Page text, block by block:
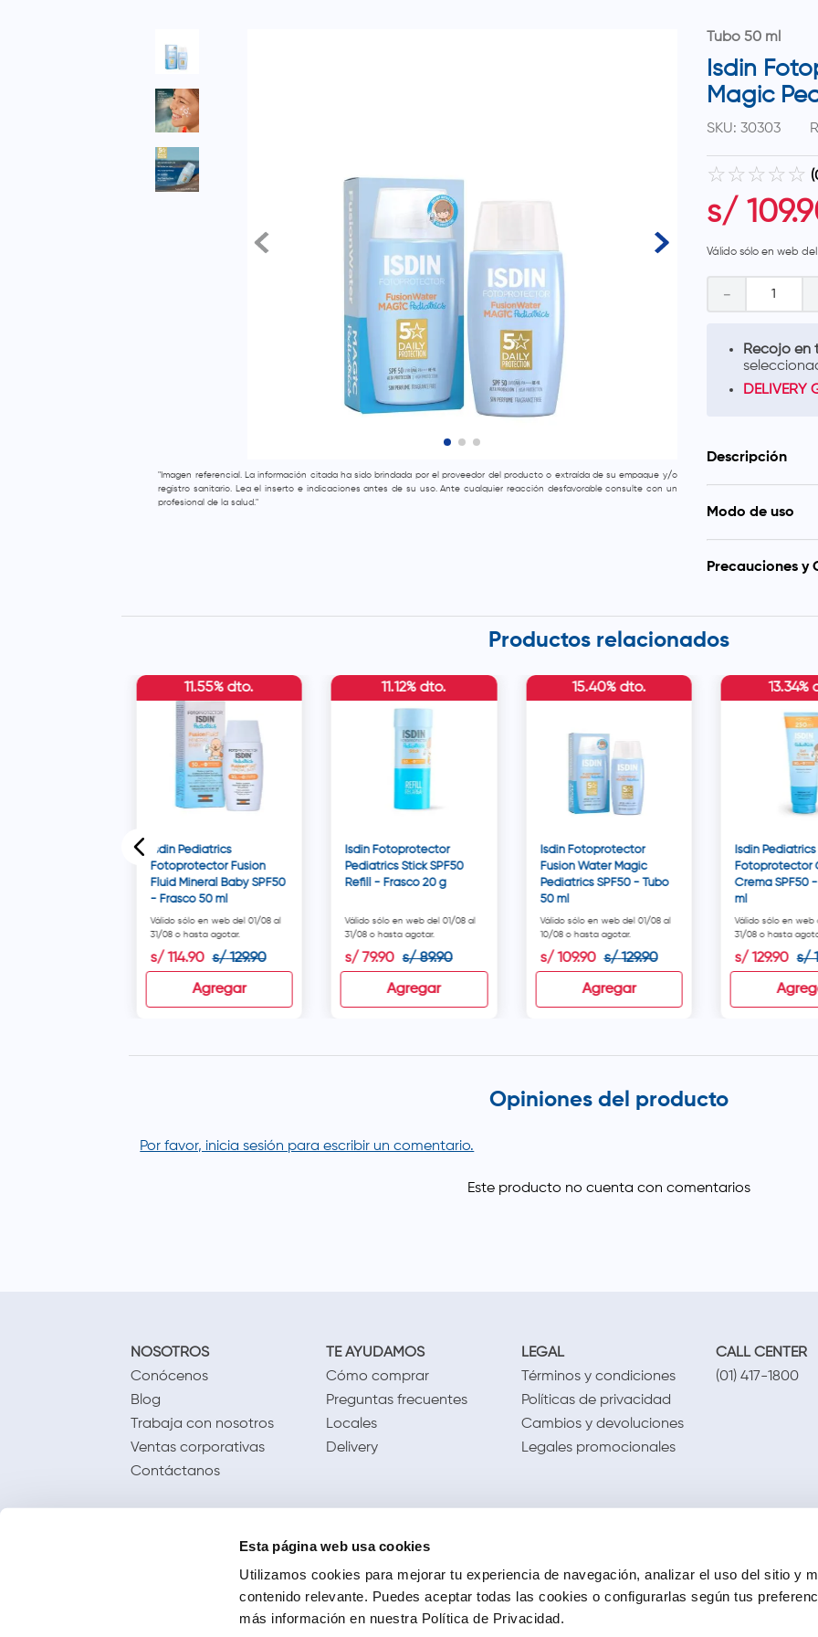
Esta página web usa cookies
Utilizamos cookies para mejorar tu experiencia de navegación, analizar el uso del sitio y
contenido relevante. Puedes aceptar todas las cookies o configurarlas según tus
más información en nuestra Política de Privacidad.
"Imagen referencial. La información citada ha sido brindada por el proveedor del producto o extraída de su empaque y/o
registro sanitario. Lea el inserto e indicaciones antes de su uso. Ante cualquier reacción desfavorable consulte con un
profesional de la salud."
Tubo 50 ml
Isdin
Magic
SKU: 30303
☆ ☆ ☆ ☆ ☆ (
s/ 109.
Válido sólo en web
－
Recojo en
DELIVERY
Descripción
Protege el rostro
Pediatrics SPF
Modo de uso
minutos antes de
después de
Precauciones y
Mantener el
Productos relacionados
Isdin Pediatrics
Fotoprotector Fusion
Fluid Mineral Baby SPF50
- Frasco 50 ml
Válido sólo en web del 01/08 al
31/08 o hasta agotar.
s/ 114.90 s/ 129.90
11.55% dto.
Agregar
Isdin Fotoprotector
Pediatrics Stick SPF50
Refill - Frasco 20 g
Válido sólo en web del 01/08 al
31/08 o hasta agotar.
s/ 79.90 s/ 89.90
11.12% dto.
Agregar
Isdin Fotoprotector
Fusion Water Magic
Pediatrics SPF50 - Tubo
50 ml
Válido sólo en web del 01/08 al
10/08 o hasta agotar.
s/ 109.90 s/ 129.90
15.40% dto.
Agregar
Isdin Pediatrics
Fotoprotector
Crema SPF50
ml
Válido sólo en web
31/08 o hasta
s/ 129.90 s/
13.34%
Opiniones del producto
Por favor, inicia sesión para escribir un comentario.
NOSOTROS
Conócenos
Blog
Trabaja con nosotros
Ventas corporativas
Contáctanos
TE AYUDAMOS
Cómo comprar
Preguntas frecuentes
Locales
Delivery
LEGAL
Términos y condiciones
Políticas de privacidad
Cambios y devoluciones
Legales promocionales
CALL CENTER
(01) 417-1800